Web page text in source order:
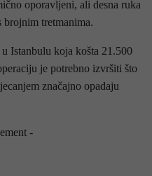
oporavljeni, ali desna ruka
tretmanima.
Istanbulu koja košta 21.500
je potrebno izvršiti što
značajno opadaju
-